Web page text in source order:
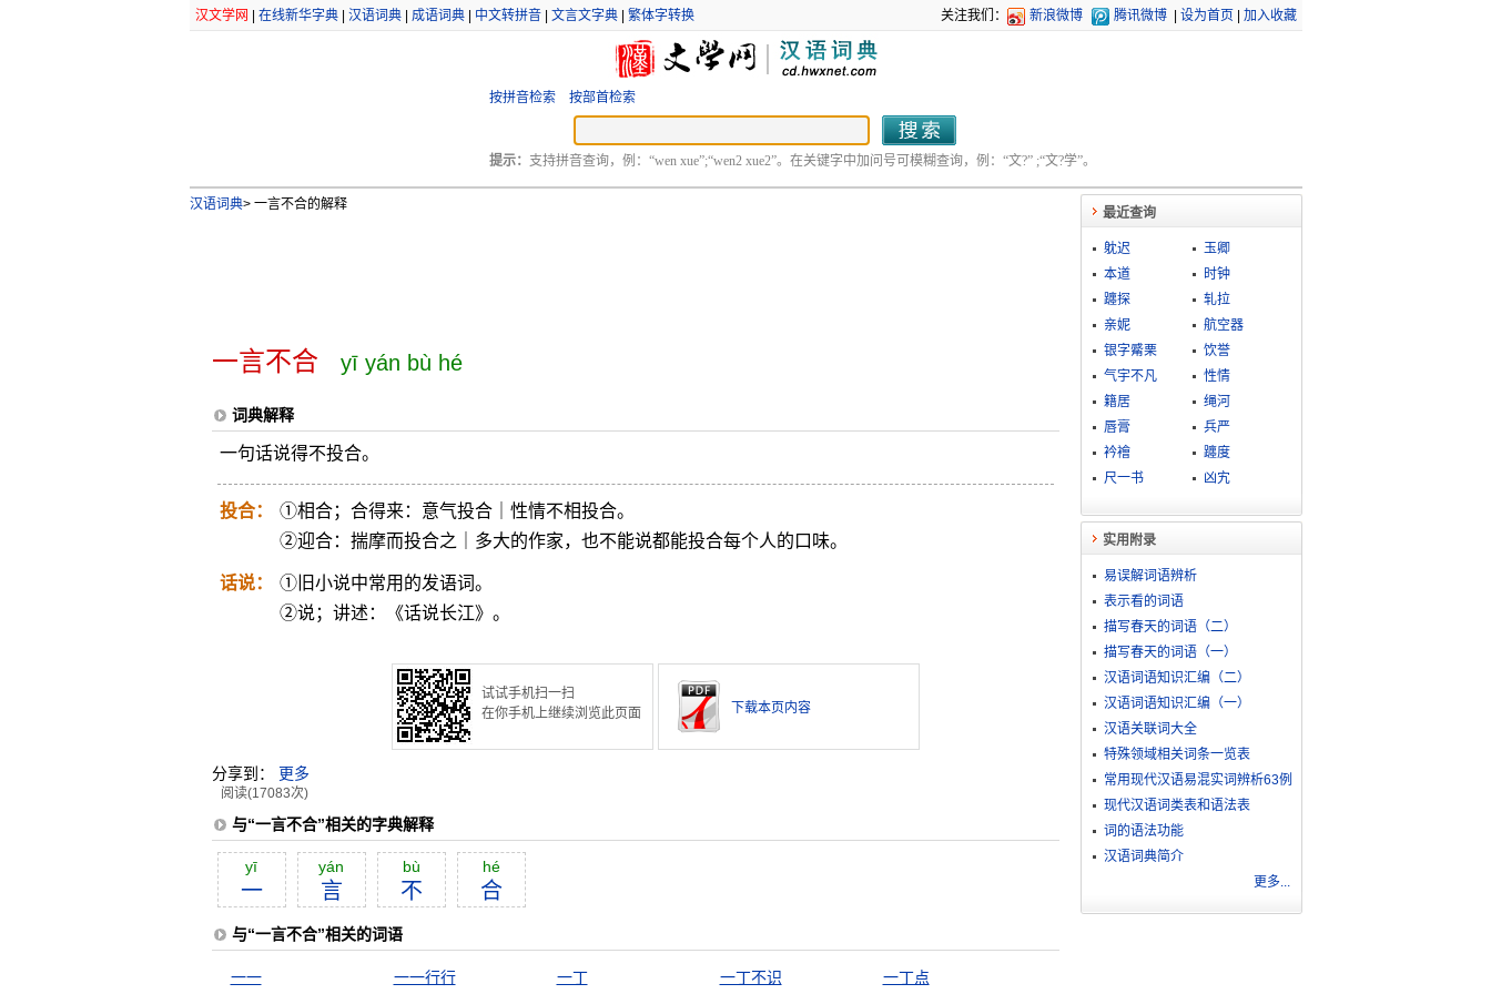
汉文学网 在线新华字典| 汉语词典| 成语词典| 中文转拼音| 文言文字典| 繁体字转换 关注我们： 新浪微博 腾讯微博 设为首页 加入收藏
按拼音检索 按部首检索
提示： 支持拼音查询，例：“wen xue”;“wen2 xue2”。在关键字中加问号可模糊查询，例：“文?” ;“文?学”。
汉语词典>一言不合的解释
一言不合 yī yán bù hé
词典解释
一句话说得不投合。
投合：
①相合；合得来：意气投合｜性情不相投合。
②迎合：揣摩而投合之｜多大的作家，也不能说都能投合每个人的口味。
话说：
①旧小说中常用的发语词。
②说；讲述：《话说长江》。
试试手机扫一扫
在你手机上继续浏览此页面
下载本页内容
分享到： 更多
阅读(17083次)
与“一言不合”相关的字典解释
yī
一
yán
言
bù
不
hé
合
与“一言不合”相关的词语
一一 一一行行 一丁 一丁不识 一丁点
最近查询
躭迟
玉卿
本道
时钟
躔探
轧拉
亲妮
航空器
银字觱栗
饮誉
气宇不凡
性情
籍居
绳河
唇膏
兵严
衿襘
躔度
尺一书
凶宄
实用附录
易误解词语辨析
表示看的词语
描写春天的词语（二）
描写春天的词语（一）
汉语词语知识汇编（二）
汉语词语知识汇编（一）
汉语关联词大全
特殊领域相关词条一览表
常用现代汉语易混实词辨析63例
现代汉语词类表和语法表
词的语法功能
汉语词典简介
更多...